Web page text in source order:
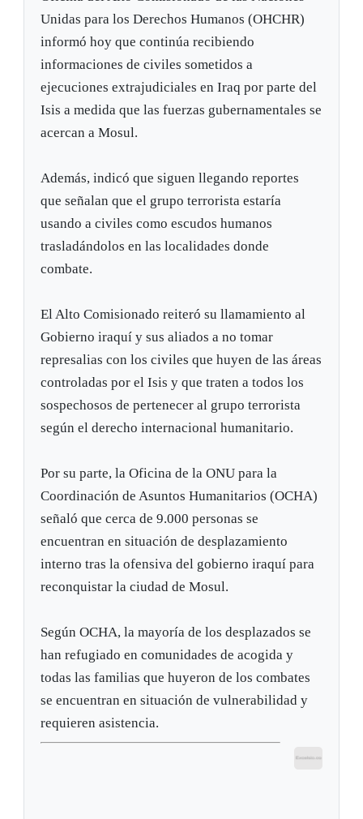
Unidas para los Derechos Humanos (OHCHR)
informó hoy que continúa recibiendo
informaciones de civiles sometidos a
ejecuciones extrajudiciales en Iraq por parte del
Isis a medida que las fuerzas gubernamentales se
acercan a Mosul.
Además, indicó que siguen llegando reportes
que señalan que el grupo terrorista estaría
usando a civiles como escudos humanos
trasladándolos en las localidades donde
combate.
El Alto Comisionado reiteró su llamamiento al
Gobierno iraquí y sus aliados a no tomar
represalias con los civiles que huyen de las áreas
controladas por el Isis y que traten a todos los
sospechosos de pertenecer al grupo terrorista
según el derecho internacional humanitario.
Por su parte, la Oficina de la ONU para la
Coordinación de Asuntos Humanitarios (OCHA)
señaló que cerca de 9.000 personas se
encuentran en situación de desplazamiento
interno tras la ofensiva del gobierno iraquí para
reconquistar la ciudad de Mosul.
Según OCHA, la mayoría de los desplazados se
han refugiado en comunidades de acogida y
todas las familias que huyeron de los combates
se encuentran en situación de vulnerabilidad y
requieren asistencia.